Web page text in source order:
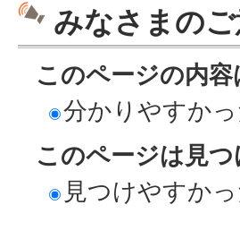
みなさまの
このページの内
分かりやすかっ
このページは見
見つけやすか